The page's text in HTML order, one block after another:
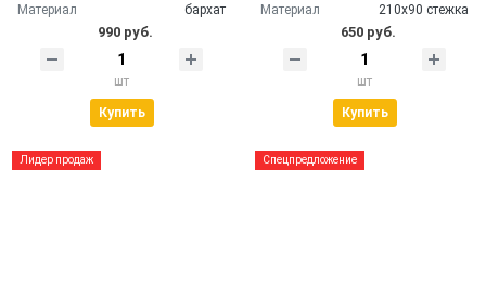
Материал бархат
990 руб.
шт
Купить
Материал 210х90 стежка
650 руб.
шт
Купить
Лидер продаж Спецпредложение